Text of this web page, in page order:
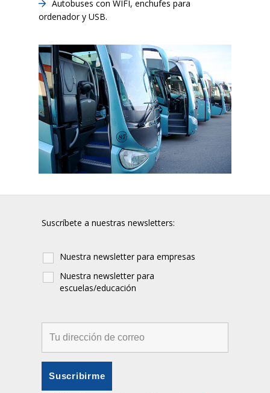
Autobuses con WIFI, enchufes para
ordenador y USB.
Suscríbete a nuestras newsletters:
Nuestra newsletter para empresas
Nuestra newsletter para
escuelas/educación